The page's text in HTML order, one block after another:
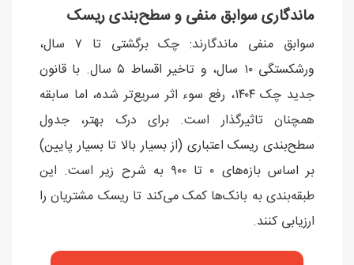
ماندگاری سوابق منفی و سطح‌بندی ریسک
سوابق منفی ماندگارند: چک برگشتی تا ۷ سال،
ورشکستگی ۱۰ سال، و تاخیر اقساط ۵ سال. با قانون
جدید چک ۱۴۰۴، رفع سوء اثر سریع‌تر شده، اما سابقه
همچنان تاثیرگذار است. برای درک بهتر، جدول
سطح‌بندی ریسک اعتباری (از بسیار بالا تا بسیار پایین)
بر اساس بازه‌های ۰ تا ۹۰۰ به شرح زیر است. این
طبقه‌بندی به بانک‌ها کمک می‌کند تا ریسک مشتریان را
ارزیابی کنند.